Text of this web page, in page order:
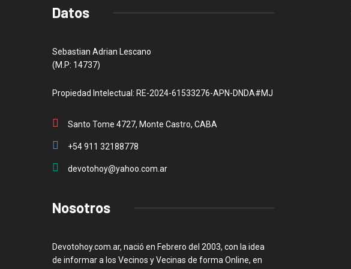
Datos
Sebastian Adrian Lescano
(M.P: 14737)
Propiedad Intelectual: RE-2024-61533276-APN-DNDA#MJ
Santo Tome 4727, Monte Castro, CABA
+54 911 32188778
devotohoy@yahoo.com.ar
Nosotros
Devotohoy.com.ar, nació en Febrero del 2003, con la idea
de informar a los Vecinos y Vecinas de forma Online, en